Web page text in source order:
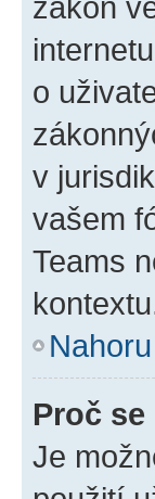
o
v
vašem
Teams
Nahoru
Proč
Je